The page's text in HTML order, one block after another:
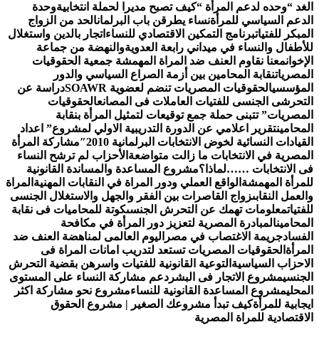
“وحده لدعم المرأة “كيف تصبح مديرا لحملة انتخابيةوحدة
السياسي للمرأة نساء يطرقن باب البرلمانالحد من الزواج
للفتياتبرنامج التمكين الاقتصادي للنساءاتجار بالدين واستغلال
والنساء في ميداني رابعة العدويةوالنهضة من جماعة
معنا نقاوم العنف ضد المراة المهمشة جمعية الحقوقيات
نقابة المحامين بين أزمة الصراع السياسي والدور
الحقوقيات المصريات تنضم لعضوية SOAWR
دراسة عن
الجنسى للفتيات العاملات فى المصانعالحقوقيات
تتبنى حملة جمع توقيعات لتمثيل المرأة بنقابة
تقرير اعلامي عن الدورة التدريبية الاولي لمشروع” اعداد
النسائية لخوض الانتخابات البرلمانية 2010″
مشاركة المرأة
في الانتخابات ما زالت متواضعةالأحزاب لم ترشح النساء
الانتخابات ……لماذا؟مشروع المساعدة والمساندة القانونية
المهمشةالواقع العملي ودور المراة في النقابات المهنيةالمراة
النقابىزواج القاصرات بين الفقر والجهل والاستغلال الجنسى
معلومات تهمك عن التحرش الجنسىكوتة للمحاميات فى نقابة
المبادرة المصرية لتعزيز دور المرأة في مكافحة
جريمة الاغتصاب في مصراليوم العالمى لمناهضة العنف ضد
الحقوقيات المصريات تستعد لتدريب امانات المراة فى
السياسيةالتوعية القانونية للفتيات واسرهن بقضية التحرش
مشروع الاتجار فى البشردعم مشاركة النساء على المستوى
مشروع المساعدة القانونية للنساءمشروع نحو مشاركة اكثر
للمرأة كيف تبدأ مشروعك الصغير | مشروع الحقوق
للمراة المصرية